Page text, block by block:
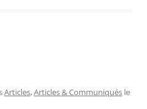
Articles,Articles & Communiqués le